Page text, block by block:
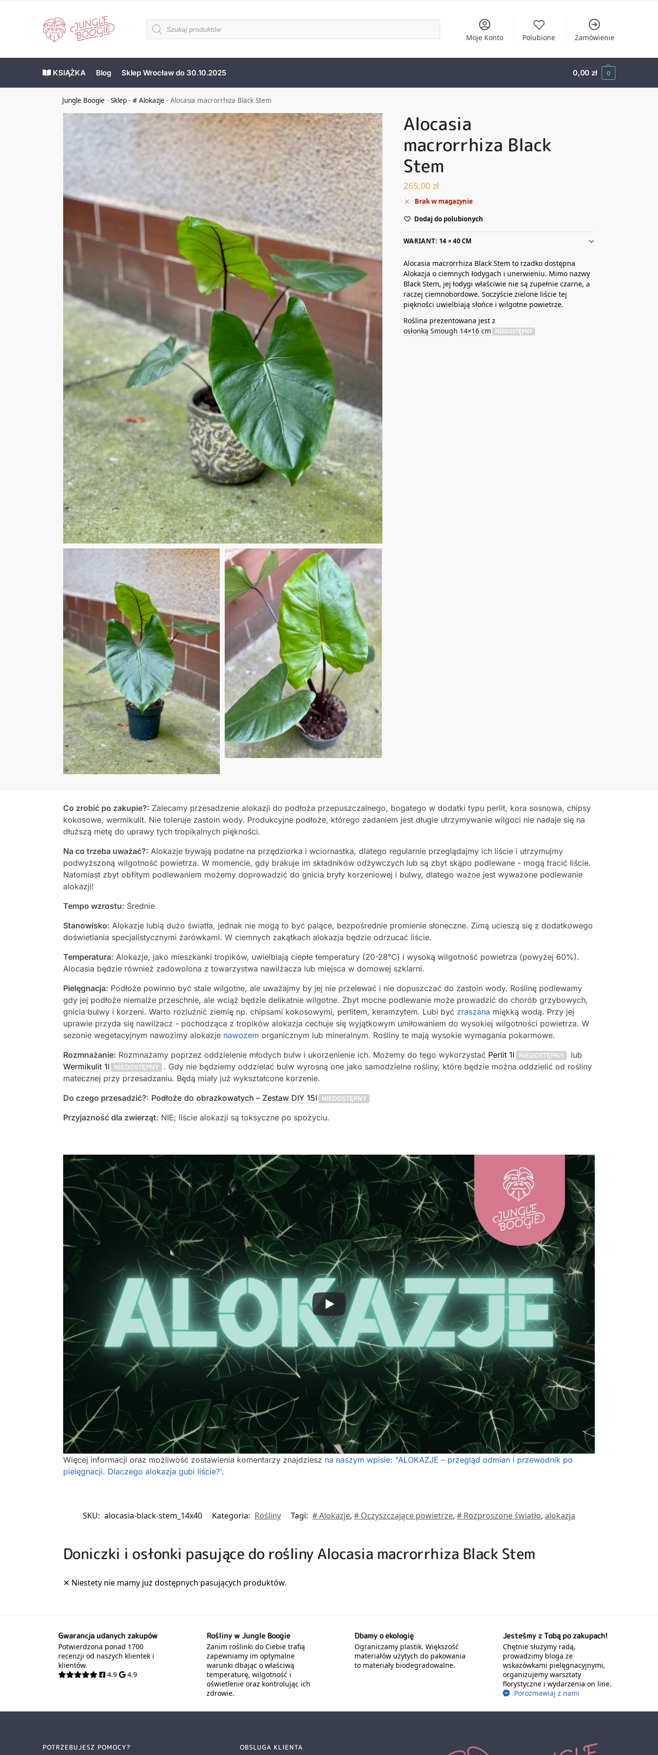
Moje Konto Polubione Zamówienie
KSIĄŻKA Blog Sklep Wrocław do 30.10.2025 0,00 zł 0
Jungle Boogie -Sklep -# Alokazje -Alocasia macrorrhiza Black Stem
Alocasia
macrorrhiza Black
Stem
265,00 zł
Brak w magazynie
Dodaj do polubionych
WARIANT: 14 × 40 CM
Alocasia macrorrhiza Black Stem to rzadko dostępna
Alokazja o ciemnych łodygach i unerwieniu. Mimo nazwy
Black Stem, jej łodygi właściwie nie są zupełnie czarne, a
raczej ciemnobordowe. Soczyście zielone liście tej
piękności uwielbiają słońce i wilgotne powietrze.
Roślina prezentowana jest z
osłonką Smough 14×16 cm
NIEDOSTĘPNY
Co zrobić po zakupie?: Zalecamy przesadzenie alokazji do podłoża przepuszczalnego, bogatego w dodatki typu perlit, kora sosnowa, chipsy
kokosowe, wermikulit. Nie toleruje zastoin wody. Produkcyjne podłoże, którego zadaniem jest długie utrzymywanie wilgoci nie nadaje się na
dłuższą metę do uprawy tych tropikalnych piękności.
Na co trzeba uważać?: Alokazje bywają podatne na przędziorka i wciornastka, dlatego regularnie przeglądajmy ich liście i utrzymujmy
podwyższoną wilgotność powietrza. W momencie, gdy brakuje im składników odżywczych lub są zbyt skąpo podlewane - mogą tracić liście.
Natomiast zbyt obfitym podlewaniem możemy doprowadzić do gnicia bryły korzeniowej i bulwy, dlatego ważne jest wyważone podlewanie
alokazji!
Tempo wzrostu: Średnie
Stanowisko: Alokazje lubią dużo światła, jednak nie mogą to być palące, bezpośrednie promienie słoneczne. Zimą ucieszą się z dodatkowego
doświetlania specjalistycznymi żarówkami. W ciemnych zakątkach alokazja będzie odrzucać liście.
Temperatura: Alokazje, jako mieszkanki tropików, uwielbiają ciepłe temperatury (20-28°C) i wysoką wilgotność powietrza (powyżej 60%).
Alocasia będzie również zadowolona z towarzystwa nawilżacza lub miejsca w domowej szklarni.
Pielęgnacja: Podłoże powinno być stale wilgotne, ale uważajmy by jej nie przelewać i nie dopuszczać do zastoin wody. Roślinę podlewamy
gdy jej podłoże niemalże przeschnie, ale wciąż będzie delikatnie wilgotne. Zbyt mocne podlewanie może prowadzić do chorób grzybowych,
gnicia bulwy i korzeni. Warto rozluźnić ziemię np. chipsami kokosowymi, perlitem, keramzytem. Lubi być zraszana miękką wodą. Przy jej
uprawie przyda się nawilżacz - pochodząca z tropików alokazja cechuje się wyjątkowym umiłowaniem do wysokiej wilgotności powietrza. W
sezonie wegetacyjnym nawozimy alokazje nawozem organicznym lub mineralnym. Rośliny te mają wysokie wymagania pokarmowe.
Rozmnażanie: Rozmnażamy poprzez oddzielenie młodych bulw i ukorzenienie ich. Możemy do tego wykorzystać Perlit 1l NIEDOSTĘPNY
lub
Wermikulit 1l
NIEDOSTĘPNY
. Gdy nie będziemy oddzielać bulw wyrosną one jako samodzielne rośliny, które będzie można oddzielić od rośliny
matecznej przy przesadzaniu. Będą miały już wykształcone korzenie.
Do czego przesadzić?: Podłoże do obrazkowatych – Zestaw DIY 15l NIEDOSTĘPNY
Przyjazność dla zwierząt: NIE; liście alokazji są toksyczne po spożyciu.
Więcej informacji oraz możliwość zostawienia komentarzy znajdziesz na naszym wpisie: "ALOKAZJE – przegląd odmian i przewodnik po
pielęgnacji. Dlaczego alokazja gubi liście?'.
SKU: alocasia-black-stem_14x40 Kategoria: Rośliny Tagi: # Alokazje, # Oczyszczające powietrze, # Rozproszone światło, alokazja
Doniczki i osłonki pasujące do rośliny Alocasia macrorrhiza Black Stem
Gwarancja udanych zakupów
Potwierdzona ponad 1700
recenzji od naszych klientek i
klientów.
4.9
4.9
Rośliny w Jungle Boogie
Zanim roślinki do Ciebie trafią
zapewniamy im optymalne
warunki dbając o właściwą
temperaturę, wilgotność i
oświetlenie oraz kontrolując ich
zdrowie.
Dbamy o ekologię
Ograniczamy plastik. Większość
materiałów użytych do pakowania
to materiały biodegradowalne.
Jesteśmy z Tobą po zakupach!
Chętnie służymy radą,
prowadzimy bloga ze
wskazówkami pielęgnacyjnymi,
organizujemy warsztaty
florystyczne i wydarzenia on line.
Porozmawiaj z nami
POTRZEBUJESZ POMOCY? OBSLUGA KLIENTA